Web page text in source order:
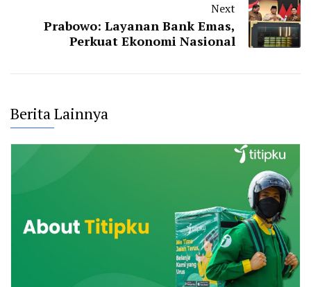
Next
Prabowo: Layanan Bank Emas,
Perkuat Ekonomi Nasional
Berita Lainnya